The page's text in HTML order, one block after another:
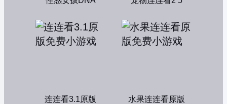
连连看3.1原版 水果连连看原版